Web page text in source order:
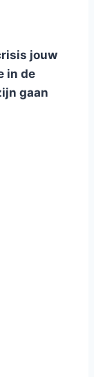
jouw
in de
gaan